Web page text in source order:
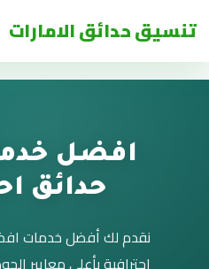
تنسيق حدائق الامارات
افضل
حدائق
نقدم لك أفضل خدمات
احترافية بأعلى معايير